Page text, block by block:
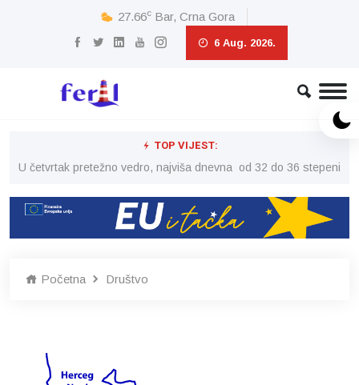
27.66c Bar, Crna Gora
6 Aug. 2026.
TOP VIJEST:
U četvrtak pretežno vedro, najviša dnevna od 32 do 36 stepeni
Početna Društvo